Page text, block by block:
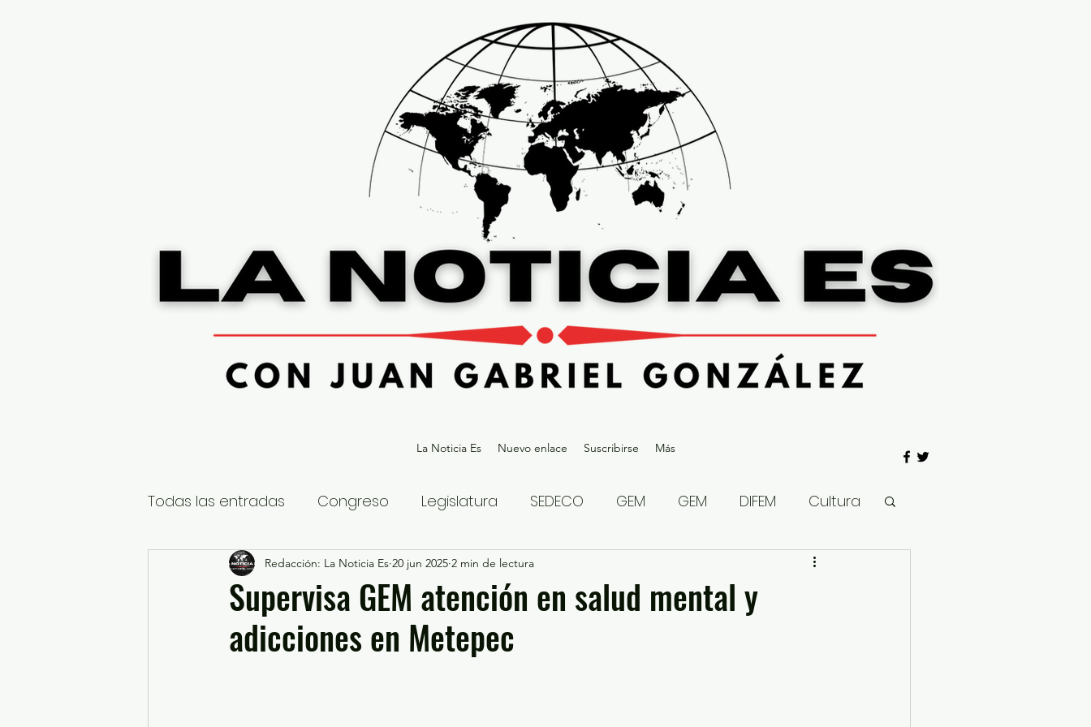
La Noticia Es Nuevo enlace Suscribirse Más
Todas las entradas Congreso Legislatura SEDECO GEM GEM DIFEM Cultura
Nacional Estatal Gubernatura Edoméx 2023
Educación y Cultura Seguridad y Justicia
Supervisa GEM atención en salud mental y
adicciones en Metepec
Redacción: La Noticia Es 20 jun 2025 2 min de lectura